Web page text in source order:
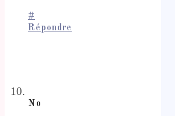
#
Répondre
No